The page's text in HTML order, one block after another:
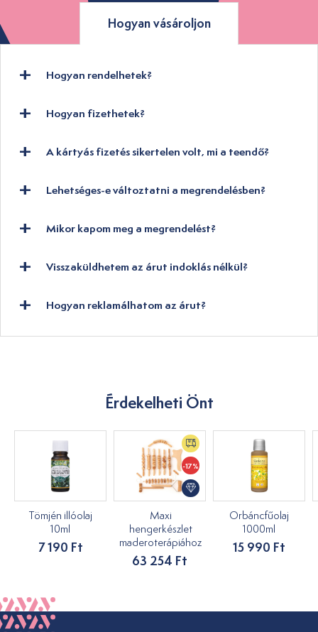
Hogyan vásároljon
Hogyan rendelhetek?
Hogyan fizethetek?
A kártyás fizetés sikertelen volt, mi a teendő?
Lehetséges-e változtatni a megrendelésben?
Mikor kapom meg a megrendelést?
Visszaküldhetem az árut indoklás nélkül?
Hogyan reklamálhatom az árut?
Érdekelheti Önt
Tömjén illóolaj
10ml
7 190 Ft
-17%
Maxi
hengerkészlet
maderoterápiához
63 254 Ft
Orbáncfűolaj
1000ml
15 990 Ft